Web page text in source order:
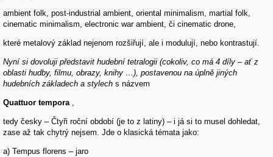
ambient folk, post-industrial ambient, oriental minimalism, martial folk,
cinematic minimalism, electronic war ambient, či cinematic drone,
které metalový základ nejenom rozšiřují, ale i modulují, nebo kontrastují.
Nyní si dovoluji představit hudební tetralogii (cokoliv, co má 4 díly – ať z
oblasti hudby, filmu, obrazy, knihy …), postavenou na úplně jiných
hudebních základech a stylech s názvem
Quattuor tempora,
tedy česky – Čtyři roční období (je to z latiny) – i já si to musel dohledat,
zase až tak chytrý nejsem. Jde o klasická témata jako:
a) Tempus florens – jaro